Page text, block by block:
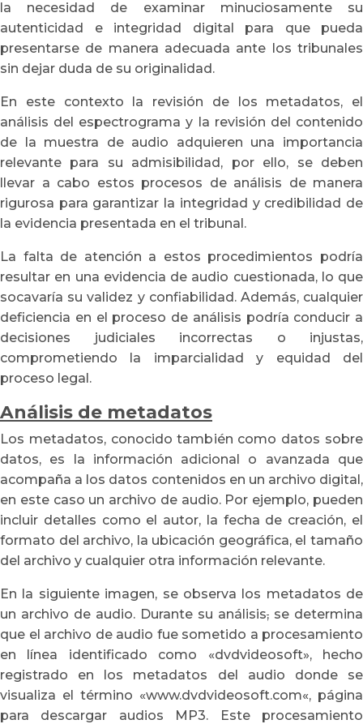
la necesidad de examinar minuciosamente su
autenticidad e integridad digital para que pueda
presentarse de manera adecuada ante los tribunales
sin dejar duda de su originalidad.
En este contexto la revisión de los metadatos, el
análisis del espectrograma y la revisión del contenido
de la muestra de audio adquieren una importancia
relevante para su admisibilidad, por ello, se deben
llevar a cabo estos procesos de análisis de manera
rigurosa para garantizar la integridad y credibilidad de
la evidencia presentada en el tribunal.
La falta de atención a estos procedimientos podría
resultar en una evidencia de audio cuestionada, lo que
socavaría su validez y confiabilidad. Además, cualquier
deficiencia en el proceso de análisis podría conducir a
decisiones judiciales incorrectas o injustas,
comprometiendo la imparcialidad y equidad del
proceso legal.
Análisis de metadatos
Los metadatos, conocido también como datos sobre
datos, es la información adicional o avanzada que
acompaña a los datos contenidos en un archivo digital,
en este caso un archivo de audio. Por ejemplo, pueden
incluir detalles como el autor, la fecha de creación, el
formato del archivo, la ubicación geográfica, el tamaño
del archivo y cualquier otra información relevante.
En la siguiente imagen, se observa los metadatos de
un archivo de audio. Durante su análisis, se determina
que el archivo de audio fue sometido a procesamiento
en línea identificado como «dvdvideosoft», hecho
registrado en los metadatos del audio donde se
visualiza el término «www.dvdvideosoft.com«, página
para descargar audios MP3. Este procesamiento